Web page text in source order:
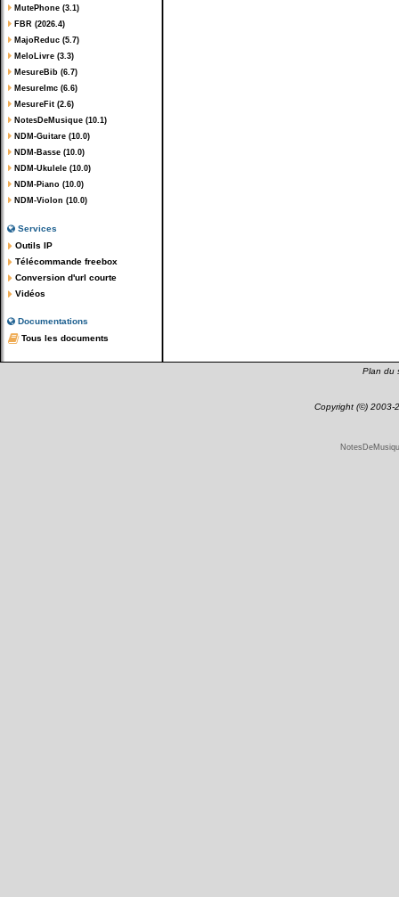
MutePhone (3.1)
FBR (2026.4)
MajoReduc (5.7)
MeloLivre (3.3)
MesureBib (6.7)
MesureImc (6.6)
MesureFit (2.6)
NotesDeMusique (10.1)
NDM-Guitare (10.0)
NDM-Basse (10.0)
NDM-Ukulele (10.0)
NDM-Piano (10.0)
NDM-Violon (10.0)
Services
Outils IP
Télécommande freebox
Conversion d'url courte
Vidéos
Documentations
Tous les documents
Plan du
Copyright (©) 2003-